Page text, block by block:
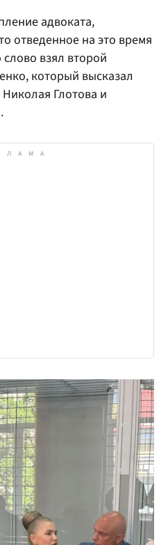
адвоката,
отведенное на это время
взял второй
который высказал
Глотова и